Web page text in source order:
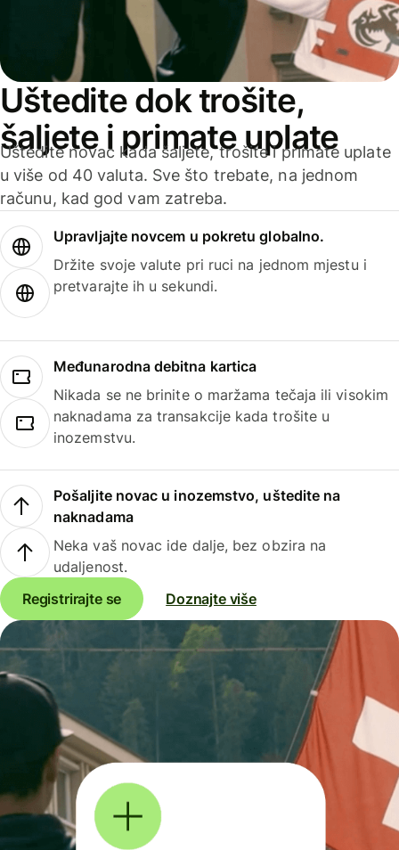
Uštedite dok trošite,
šaljete i primate uplate
Uštedite novac kada šaljete, trošite i primate uplate
u više od 40 valuta. Sve što trebate, na jednom
računu, kad god vam zatreba.
Upravljajte novcem u pokretu globalno.
Držite svoje valute pri ruci na jednom mjestu i
pretvarajte ih u sekundi.
Međunarodna debitna kartica
Nikada se ne brinite o maržama tečaja ili visokim
naknadama za transakcije kada trošite u
inozemstvu.
Pošaljite novac u inozemstvo, uštedite na
naknadama
Neka vaš novac ide dalje, bez obzira na
udaljenost.
Registrirajte se
Doznajte više